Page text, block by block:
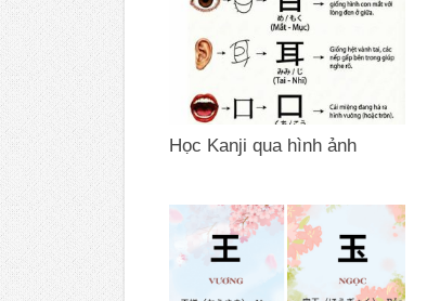
Học Kanji qua hình ảnh